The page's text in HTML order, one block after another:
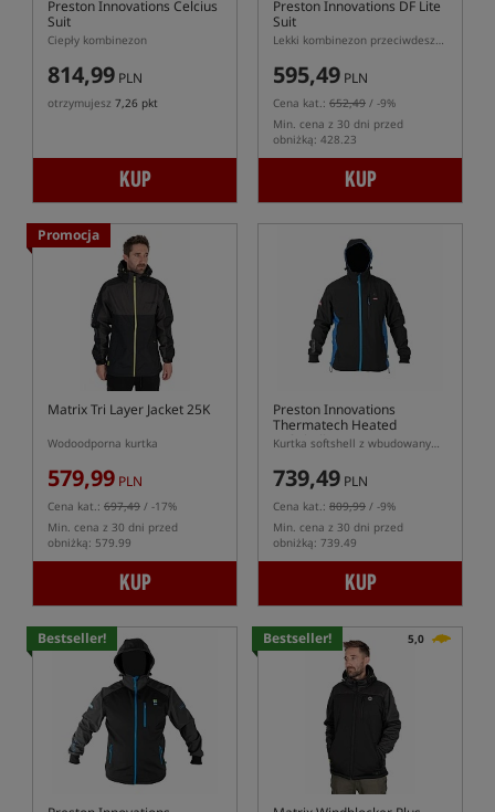
Preston Innovations Celcius
Suit
Ciepły kombinezon
814,99 PLN
otrzymujesz 7,26 pkt
KUP
Preston Innovations DF Lite
Suit
Lekki kombinezon przeciwdeszczowy
595,49 PLN
Cena kat.: 652,49 / -9%
Min. cena z 30 dni przed
obniżką: 428.23
KUP
Promocja
Matrix Tri Layer Jacket 25K
Wodoodporna kurtka
579,99 PLN
Cena kat.: 697,49 / -17%
Min. cena z 30 dni przed
obniżką: 579.99
KUP
Preston Innovations
Thermatech Heated
Softshell
Kurtka softshell z wbudowanym ogrzewaniem elektrycznym
739,49 PLN
Cena kat.: 809,99 / -9%
Min. cena z 30 dni przed
obniżką: 739.49
KUP
Bestseller! Bestseller! 5,0